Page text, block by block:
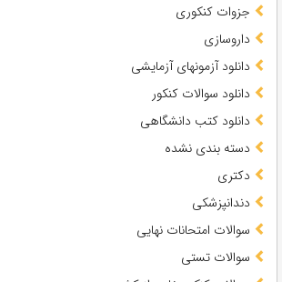
جزوات کنکوری
داروسازی
دانلود آزمونهای آزمایشی
دانلود سوالات کنکور
دانلود کتب دانشگاهی
دسته بندی نشده
دکتری
دندانپزشکی
سوالات امتحانات نهایی
سوالات تستی